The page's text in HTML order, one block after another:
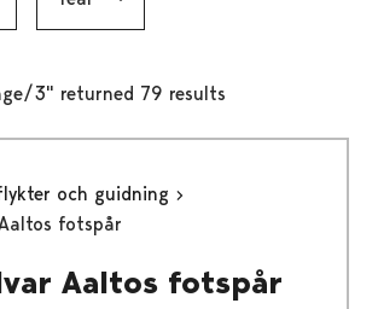
3" returned 79 results
och guidning
fotspår
Aaltos fotspår